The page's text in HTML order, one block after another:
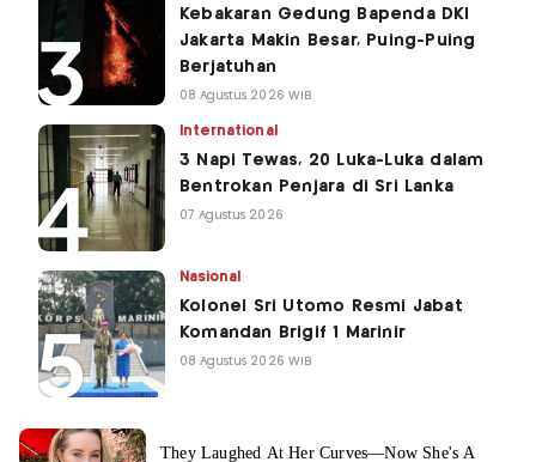
Kebakaran Gedung Bapenda DKI
Jakarta Makin Besar, Puing-Puing
Berjatuhan
08 Agustus 2026 WIB
International
3 Napi Tewas, 20 Luka-Luka dalam
Bentrokan Penjara di Sri Lanka
07 Agustus 2026
Nasional
Kolonel Sri Utomo Resmi Jabat
Komandan Brigif 1 Marinir
08 Agustus 2026 WIB